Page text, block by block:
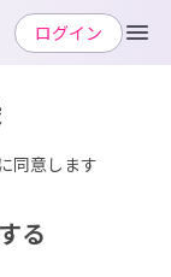
に同意します
る
ログイン